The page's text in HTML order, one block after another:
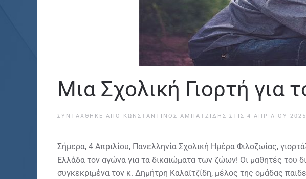
Μια Σχολική Γιορτή για
ΣΥΝΤΆΧΘΗΚΕ ΑΠΌ ΚΩΝΣΤΑΝΤΊΝΟΣ ΑΜΠΑΤΖΊΔΗΣ ΣΤΙΣ 4 ΑΠΡΙΛΊΟΥ 2025
Σήμερα, 4 Απριλίου, Πανελληνία Σχολική Ημέρα Φιλοζωίας,
Ελλάδα τον αγώνα για τα δικαιώματα των ζώων! Οι μαθητές του
συγκεκριμένα τον κ. Δημήτρη Καλαϊτζίδη, μέλος της ομάδας